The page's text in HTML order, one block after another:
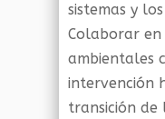
sistemas y
Colaborar
ambientales
intervención
transición de